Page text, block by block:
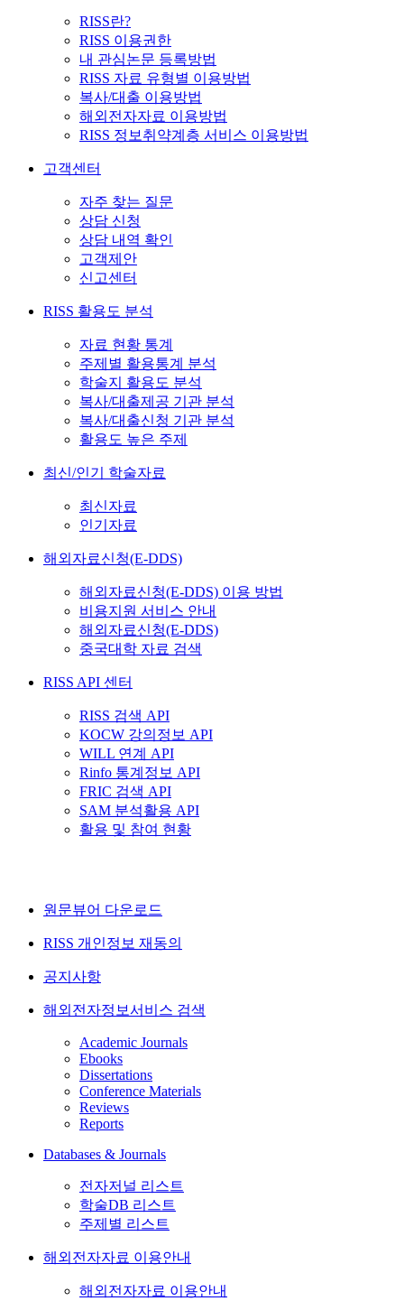
RISS란?
RISS 이용권한
내 관심논문 등록방법
RISS 자료 유형별 이용방법
복사/대출 이용방법
해외전자자료 이용방법
RISS 정보취약계층 서비스 이용방법
고객센터
자주 찾는 질문
상담 신청
상담 내역 확인
고객제안
신고센터
RISS 활용도 분석
자료 현황 통계
주제별 활용통계 분석
학술지 활용도 분석
복사/대출제공 기관 분석
복사/대출신청 기관 분석
활용도 높은 주제
최신/인기 학술자료
최신자료
인기자료
해외자료신청(E-DDS)
해외자료신청(E-DDS) 이용 방법
비용지원 서비스 안내
해외자료신청(E-DDS)
중국대학 자료 검색
RISS API 센터
RISS 검색 API
KOCW 강의정보 API
WILL 연계 API
Rinfo 통계정보 API
FRIC 검색 API
SAM 분석활용 API
활용 및 참여 현황
원문뷰어 다운로드
RISS 개인정보 재동의
공지사항
해외전자정보서비스 검색
Academic Journals
Ebooks
Dissertations
Conference Materials
Reviews
Reports
Databases & Journals
전자저널 리스트
학술DB 리스트
주제별 리스트
해외전자자료 이용안내
해외전자자료 이용안내